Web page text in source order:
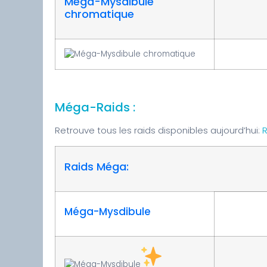
chromatique
Méga-Raids :
Retrouve tous les raids disponibles aujourd’hui:
Raids Méga:
Méga-Mysdibule